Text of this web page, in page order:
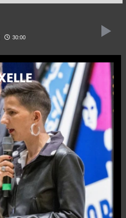
30:00